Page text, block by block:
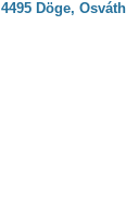
Döge,